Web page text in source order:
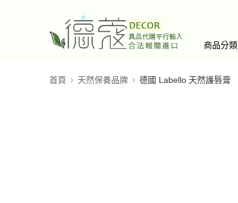
商品分類
首頁 天然保養品牌 德國 Labello 天然護唇膏